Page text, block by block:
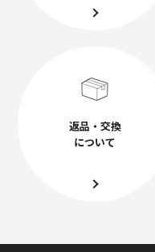
返品・交換
について